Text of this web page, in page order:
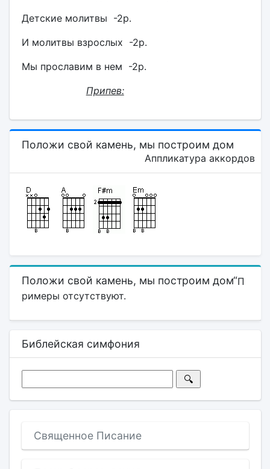
Детские молитвы -2р.
И молитвы взрослых -2р.
Мы прославим в нем -2р.
Припев:
Положи свой камень, мы построим дом
Аппликатура аккордов
Положи свой камень, мы построим дом“П
римеры отсутствуют.
Библейская симфония
Священное Писание